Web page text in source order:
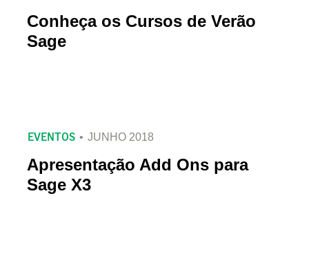
Conheça os Cursos de Verão
Sage
EVENTOS JUNHO 2018
Apresentação Add Ons para
Sage X3